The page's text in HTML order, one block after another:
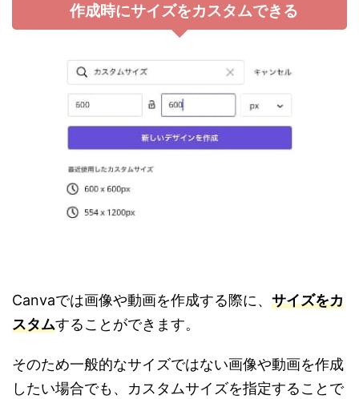
作成時にサイズをカスタムできる
Canvaでは画像や動画を作成する際に、 サイズをカ
スタムすることができます。
そのため一般的なサイズではない画像や動画を作成
したい場合でも、カスタムサイズを指定することで